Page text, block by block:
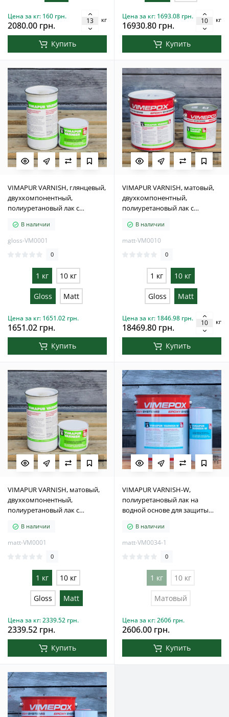
Цена за кг: 160 грн.
2080.00 грн.
кг
Купить
Цена за кг: 1693.08 грн.
16930.80 грн.
кг
Купить
VIMAPUR VARNISH, глянцевый,
двухкомпонентный,
полиуретановый лак с
В наличии
gloss-VM0001
0
1 кг 10 кг
Gloss Matt
Цена за кг: 1651.02 грн.
1651.02 грн.
Купить
VIMAPUR VARNISH, матовый,
двухкомпонентный,
полиуретановый лак с
В наличии
matt-VM0010
0
1 кг 10 кг
Gloss Matt
Цена за кг: 1846.98 грн.
18469.80 грн.
кг
Купить
VIMAPUR VARNISH, матовый,
двухкомпонентный,
полиуретановый лак с
В наличии
matt-VM0001
0
1 кг 10 кг
Gloss Matt
Цена за кг: 2339.52 грн.
2339.52 грн.
Купить
VIMAPUR VARNISH-W,
полиуретановый лак на
водной основе для защиты
покрытий, 1 кг
В наличии
matt-VM0034-1
0
1 кг 10 кг
Матовый
Цена за кг: 2606 грн.
2606.00 грн.
Купить